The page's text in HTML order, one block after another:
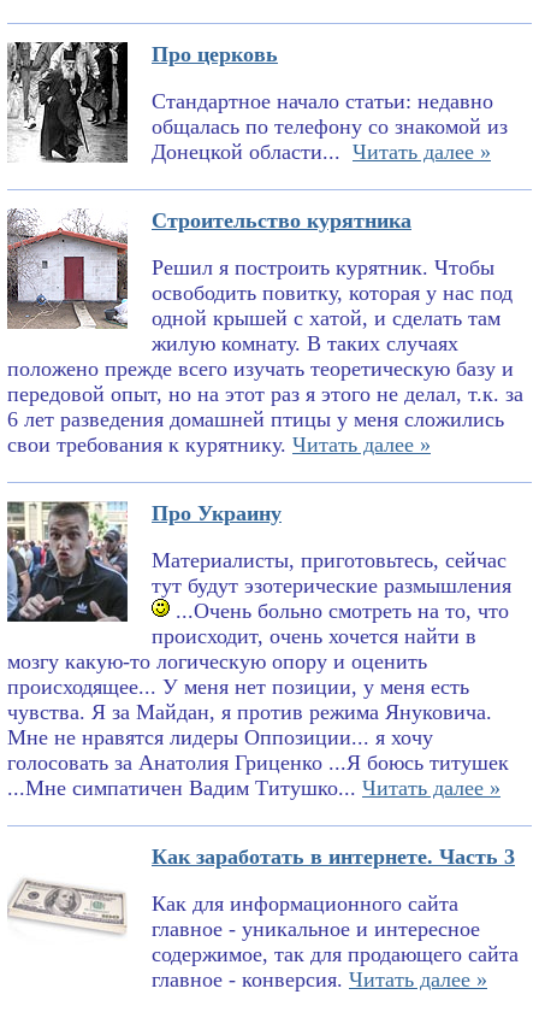
Про церковь
Стандартное начало статьи: недавно
общалась по телефону со знакомой из
Донецкой области... Читать далее »
Строительство курятника
Решил я построить курятник. Чтобы
освободить повитку, которая у нас под
одной крышей с хатой, и сделать там
жилую комнату. В таких случаях
положено прежде всего изучать теоретическую базу и
передовой опыт, но на этот раз я этого не делал, т.к. за
6 лет разведения домашней птицы у меня сложились
свои требования к курятнику. Читать далее »
Про Украину
Материалисты, приготовьтесь, сейчас
тут будут эзотерические размышления
...Очень больно смотреть на то, что
происходит, очень хочется найти в
мозгу какую-то логическую опору и оценить
происходящее... У меня нет позиции, у меня есть
чувства. Я за Майдан, я против режима Януковича.
Мне не нравятся лидеры Оппозиции... я хочу
голосовать за Анатолия Гриценко ...Я боюсь титушек
...Мне симпатичен Вадим Титушко... Читать далее »
Как заработать в интернете. Часть 3
Как для информационного сайта
главное - уникальное и интересное
содержимое, так для продающего сайта
главное - конверсия. Читать далее »